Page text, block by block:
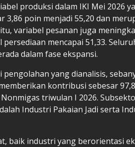
produksi dalam IKI Mei 2026
3,86 poin menjadi 55,20 dan
variabel pesanan juga
mencapai 51,33.
dalam fase ekspansi.
yang dianalisis,
kontribusi sebesar
triwulan I 2026.
Industri Pakaian Jadi serta
baik industri yang berorientasi